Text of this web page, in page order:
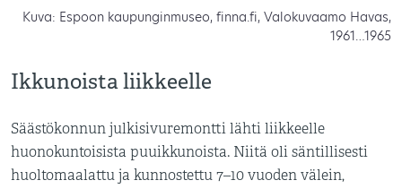
Kuva: Espoon kaupunginmuseo, finna.fi, Valokuvaamo Havas,
1961…1965
Ikkunoista liikkeelle
Säästökonnun julkisivuremontti lähti liikkeelle
huonokuntoisista puuikkunoista. Niitä oli säntillisesti
huoltomaalattu ja kunnostettu 7–10 vuoden välein,